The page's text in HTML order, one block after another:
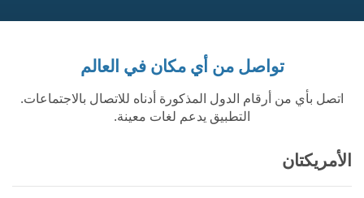
تواصل من أي مكان في العالم
اتصل بأي من أرقام الدول المذكورة أدناه للاتصال بالاجتماعات.
التطبيق يدعم لغات معينة.
الأمريكتان